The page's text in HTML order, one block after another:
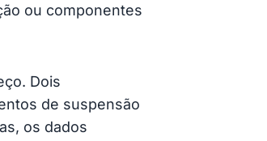
ou componentes
Dois
de suspensão
os dados